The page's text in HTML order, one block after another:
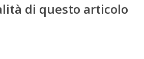
di questo articolo